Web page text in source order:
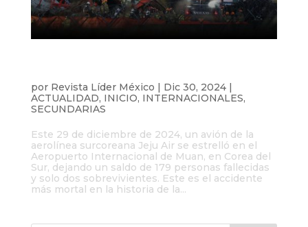
por Revista Líder México | Dic 30, 2024|
ACTUALIDAD, INICIO, INTERNACIONALES,
SECUNDARIAS
Este 29 de diciembre de 2024, un avión de la
aerolínea surcoreana Jeju Air se estrelló en el
Aeropuerto Internacional de Muan, en Corea del
Sur, dejando un saldo de 179 personas fallecidas
y solo dos sobrevivientes. Este es el accidente
más mortal en la historia de la...